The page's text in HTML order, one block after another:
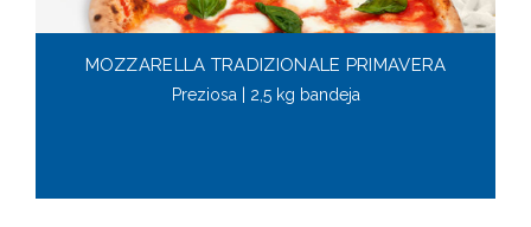
MOZZARELLA TRADIZIONALE PRIMAVERA
Preziosa | 2,5 kg bandeja